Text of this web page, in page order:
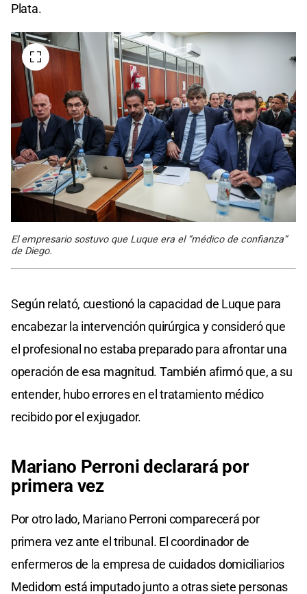
Plata.
El empresario sostuvo que Luque era el “médico de confianza”
de Diego.
Según relató, cuestionó la capacidad de Luque para
encabezar la intervención quirúrgica y consideró que
el profesional no estaba preparado para afrontar una
operación de esa magnitud. También afirmó que, a su
entender, hubo errores en el tratamiento médico
recibido por el exjugador.
Mariano Perroni declarará por
primera vez
Por otro lado, Mariano Perroni comparecerá por
primera vez ante el tribunal. El coordinador de
enfermeros de la empresa de cuidados domiciliarios
Medidom está imputado junto a otras siete personas